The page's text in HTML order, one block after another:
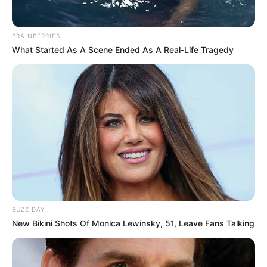
BRAINBERRIES
What Started As A Scene Ended As A Real-Life Tragedy
BUZZ DAY
New Bikini Shots Of Monica Lewinsky, 51, Leave Fans Talking